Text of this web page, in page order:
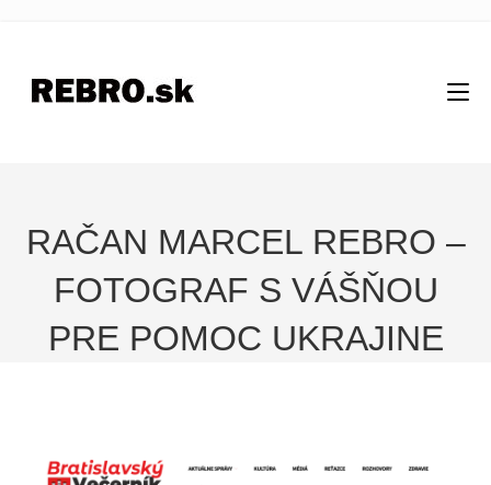
RAČAN MARCEL REBRO –
FOTOGRAF S VÁŠŇOU
PRE POMOC UKRAJINE